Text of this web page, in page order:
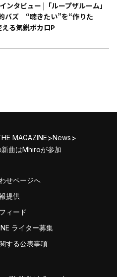
ンタビュー |「ループザルーム」
バズ “聴きたい”を“作りた
える気鋭ボカロP
MAGAZINE>News>
曲はMhiroが参加
せページへ
提供
ィード
ライター募集
する公表事項